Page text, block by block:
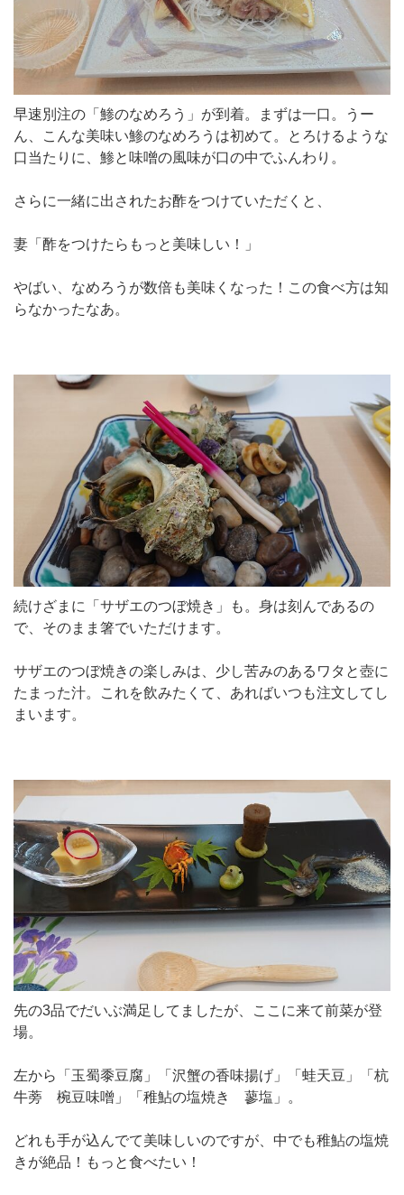
早速別注の「鯵のなめろう」が到着。まずは一口。うー
ん、こんな美味い鯵のなめろうは初めて。とろけるような
口当たりに、鯵と味噌の風味が口の中でふんわり。
さらに一緒に出されたお酢をつけていただくと、
妻「酢をつけたらもっと美味しい！」
やばい、なめろうが数倍も美味くなった！この食べ方は知
らなかったなあ。
続けざまに「サザエのつぼ焼き」も。身は刻んであるの
で、そのまま箸でいただけます。
サザエのつぼ焼きの楽しみは、少し苦みのあるワタと壺に
たまった汁。これを飲みたくて、あればいつも注文してし
まいます。
先の3品でだいぶ満足してましたが、ここに来て前菜が登
場。
左から「玉蜀黍豆腐」「沢蟹の香味揚げ」「蛙天豆」「杭
牛蒡 椀豆味噌」「稚鮎の塩焼き 蓼塩」。
どれも手が込んでて美味しいのですが、中でも稚鮎の塩焼
きが絶品！もっと食べたい！